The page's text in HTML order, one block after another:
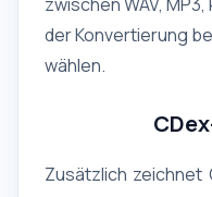
der Konvertierung
wählen.
Zusätzlich zeichnet